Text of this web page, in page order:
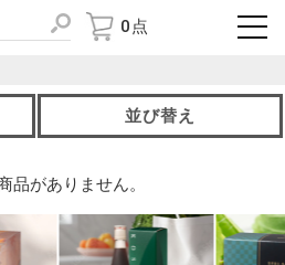
0点
並び替え
品がありません。